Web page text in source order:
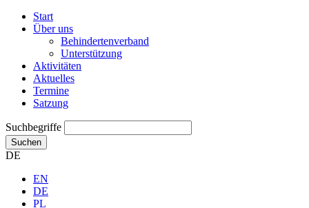
Start
Über uns
Behindertenverband
Unterstützung
Aktivitäten
Aktuelles
Termine
Satzung
Suchbegriffe
Suchen
DE
EN
DE
PL